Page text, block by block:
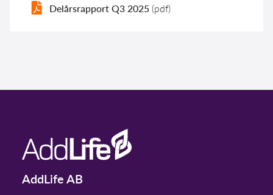
Delårsrapport Q3 2025 (pdf)
AddLife AB